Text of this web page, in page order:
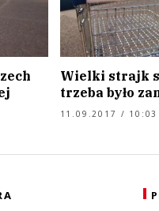
Wielki strajk
trzeba było
11.09.2017 / 10:03